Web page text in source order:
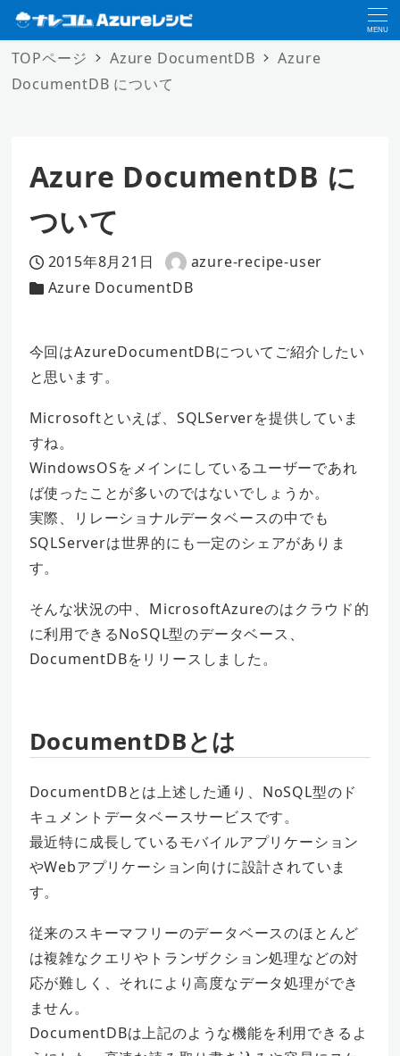
MENU
TOPページ Azure DocumentDB
Azure
DocumentDB について
Azure DocumentDB に
ついて
投稿日
2015年8月21日
著
者
azure-recipe-user
カテゴリー
Azure DocumentDB
今回はAzureDocumentDBについてご紹介したい
と思います。
Microsoftといえば、SQLServerを提供していま
すね。
WindowsOSをメインにしているユーザーであれ
ば使ったことが多いのではないでしょうか。
実際、リレーショナルデータベースの中でも
SQLServerは世界的にも一定のシェアがありま
す。
そんな状況の中、MicrosoftAzureのはクラウド的
に利用できるNoSQL型のデータベース、
DocumentDBをリリースしました。
DocumentDBとは
DocumentDBとは上述した通り、NoSQL型のド
キュメントデータベースサービスです。
最近特に成長しているモバイルアプリケーション
やWebアプリケーション向けに設計されていま
す。
従来のスキーマフリーのデータベースのほとんど
は複雑なクエリやトランザクション処理などの対
応が難しく、それにより高度なデータ処理ができ
ません。
DocumentDBは上記のような機能を利用できるよ